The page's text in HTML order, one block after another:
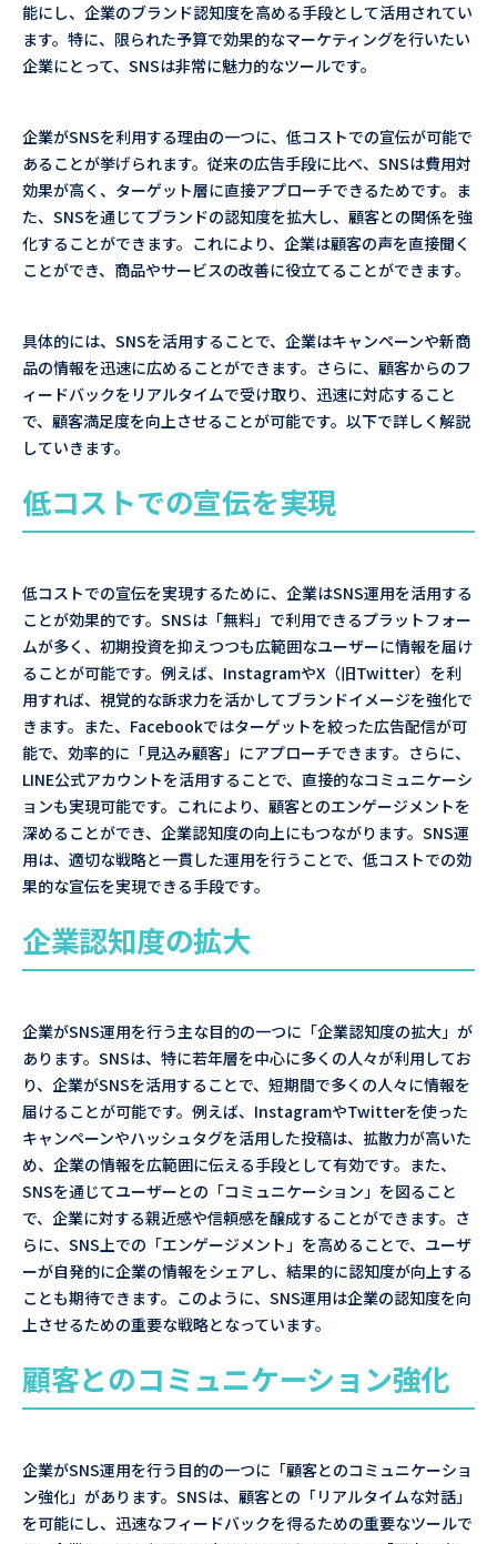
能にし、企業のブランド認知度を高める手段として活用されてい
ます。特に、限られた予算で効果的なマーケティングを行いたい
企業にとって、SNSは非常に魅力的なツールです。
企業がSNSを利用する理由の一つに、低コストでの宣伝が可能で
あることが挙げられます。従来の広告手段に比べ、SNSは費用対
効果が高く、ターゲット層に直接アプローチできるためです。ま
た、SNSを通じてブランドの認知度を拡大し、顧客との関係を強
化することができます。これにより、企業は顧客の声を直接聞く
ことができ、商品やサービスの改善に役立てることができます。
具体的には、SNSを活用することで、企業はキャンペーンや新商
品の情報を迅速に広めることができます。さらに、顧客からのフ
ィードバックをリアルタイムで受け取り、迅速に対応すること
で、顧客満足度を向上させることが可能です。以下で詳しく解説
していきます。
低コストでの宣伝を実現
低コストでの宣伝を実現するために、企業はSNS運用を活用する
ことが効果的です。SNSは「無料」で利用できるプラットフォー
ムが多く、初期投資を抑えつつも広範囲なユーザーに情報を届け
ることが可能です。例えば、InstagramやX（旧Twitter）を利
用すれば、視覚的な訴求力を活かしてブランドイメージを強化で
きます。また、Facebookではターゲットを絞った広告配信が可
能で、効率的に「見込み顧客」にアプローチできます。さらに、
LINE公式アカウントを活用することで、直接的なコミュニケーシ
ョンも実現可能です。これにより、顧客とのエンゲージメントを
深めることができ、企業認知度の向上にもつながります。SNS運
用は、適切な戦略と一貫した運用を行うことで、低コストでの効
果的な宣伝を実現できる手段です。
企業認知度の拡大
企業がSNS運用を行う主な目的の一つに「企業認知度の拡大」が
あります。SNSは、特に若年層を中心に多くの人々が利用してお
り、企業がSNSを活用することで、短期間で多くの人々に情報を
届けることが可能です。例えば、InstagramやTwitterを使った
キャンペーンやハッシュタグを活用した投稿は、拡散力が高いた
め、企業の情報を広範囲に伝える手段として有効です。また、
SNSを通じてユーザーとの「コミュニケーション」を図ること
で、企業に対する親近感や信頼感を醸成することができます。さ
らに、SNS上での「エンゲージメント」を高めることで、ユーザ
ーが自発的に企業の情報をシェアし、結果的に認知度が向上する
ことも期待できます。このように、SNS運用は企業の認知度を向
上させるための重要な戦略となっています。
顧客とのコミュニケーション強化
企業がSNS運用を行う目的の一つに「顧客とのコミュニケーショ
ン強化」があります。SNSは、顧客との「リアルタイムな対話」
を可能にし、迅速なフィードバックを得るための重要なツールで